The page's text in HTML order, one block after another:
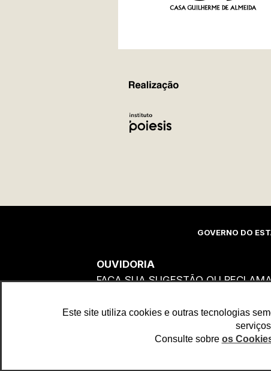
REALIZAÇÃO
GOVERNO DO
OUVIDORIA
FAÇA SUA SUGESTÃO OU
Este site utiliza cookies e outras tecnologias
Consulte sobre os